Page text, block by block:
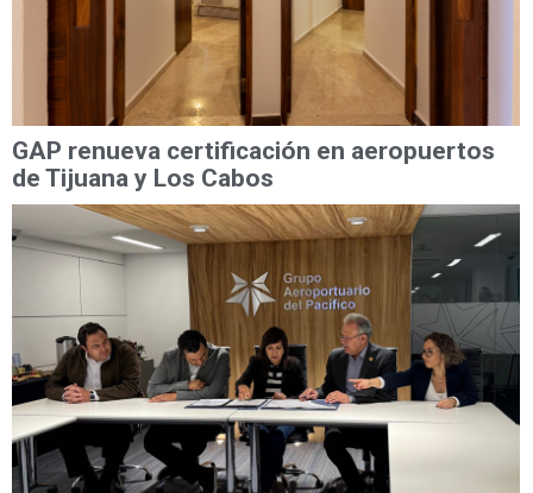
GAP renueva certificación en aeropuertos
de Tijuana y Los Cabos